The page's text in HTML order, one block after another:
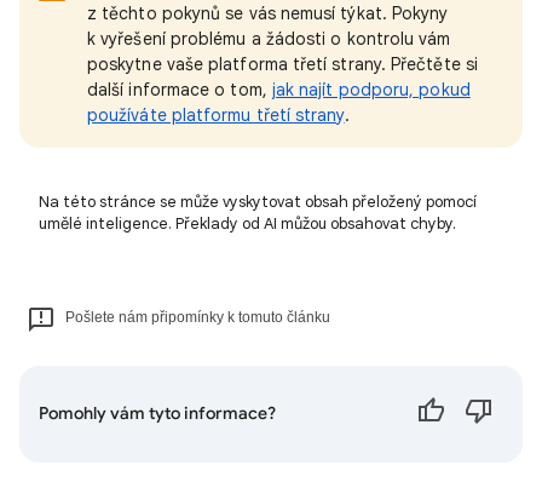
z těchto pokynů se vás nemusí týkat. Pokyny
k vyřešení problému a žádosti o kontrolu vám
poskytne vaše platforma třetí strany. Přečtěte si
další informace o tom, jak najít podporu, pokud
používáte platformu třetí strany.
Na této stránce se může vyskytovat obsah přeložený pomocí
umělé inteligence. Překlady od AI můžou obsahovat chyby.
Pošlete nám připomínky k tomuto článku
Pomohly vám tyto informace?